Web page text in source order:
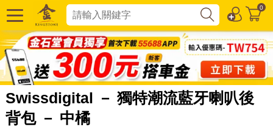
0
Swissdigital － 獨特潮流藍牙喇叭後
背包 － 中橘